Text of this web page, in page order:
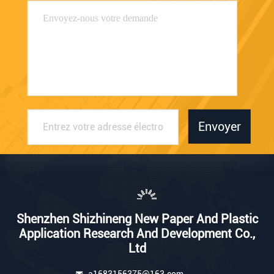
Envoyer
Shenzhen Shizhineng New Paper And Plastic
Application Research And Development Co.,
Ltd